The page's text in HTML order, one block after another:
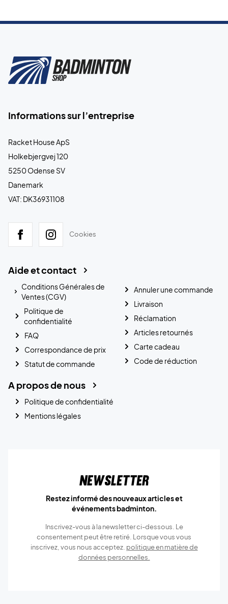
Informations sur l’entreprise
Racket House ApS
Holkebjergvej 120
5250 Odense SV
Danemark
VAT: DK36931108
Cookies
Aide et contact
Conditions Générales de
Ventes (CGV)
Politique de
confidentialité
FAQ
Correspondance de prix
Statut de commande
Annuler une commande
Livraison
Réclamation
Articles retournés
Carte cadeau
Code de réduction
A propos de nous
Politique de confidentialité
Mentions légales
Newsletter
Restez informé des nouveaux articles et
événements badminton.
Inscrivez-vous à la newsletter ci-dessous. Le
consentement peut être retiré. Lorsque vous vous
inscrivez, vous nous acceptez. politique en matière de
données personnelles.